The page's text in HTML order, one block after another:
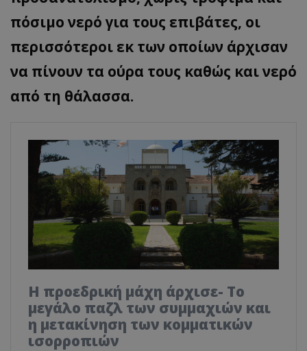
πόσιμο νερό για τους επιβάτες, οι
περισσότεροι εκ των οποίων άρχισαν
να πίνουν τα ούρα τους καθώς και νερό
από τη θάλασσα.
Η προεδρική μάχη άρχισε- Το
μεγάλο παζλ των συμμαχιών και
η μετακίνηση των κομματικών
ισορροπιών